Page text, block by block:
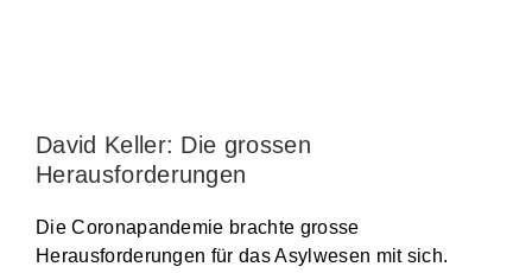
David Keller: Die grossen
Herausforderungen
Die Coronapandemie brachte grosse
Herausforderungen für das Asylwesen mit sich.